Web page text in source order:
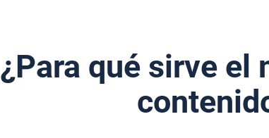
¿Para qué sirve el